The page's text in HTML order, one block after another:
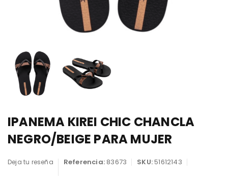
IPANEMA KIREI CHIC CHANCLA
NEGRO/BEIGE PARA MUJER
Deja tu reseña Referencia: 83673 SKU:51612143